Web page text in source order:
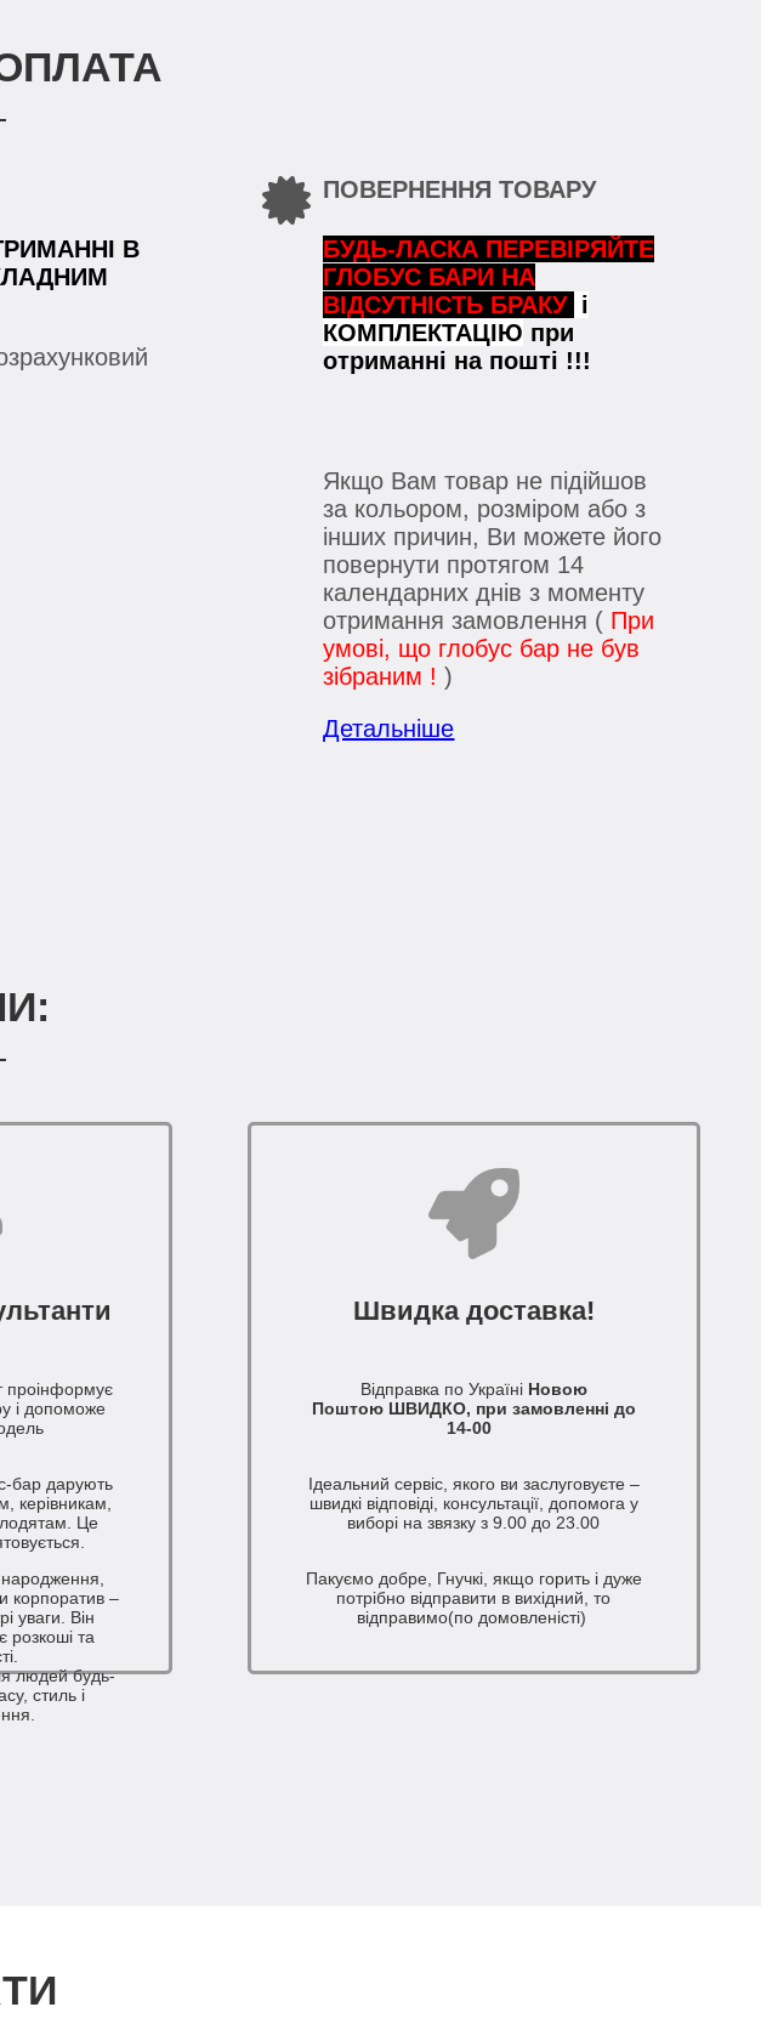
В
ПОВЕРНЕННЯ ТОВАРУ
БУДЬ-ЛАСКА ПЕРЕВІРЯЙТЕ
ГЛОБУС БАРИ НА
ВІДСУТНІСТЬ БРАКУ і
КОМПЛЕКТАЦІЮ при
отриманні на пошті !!!
Якщо Вам товар не підійшов
за кольором, розміром або з
інших причин, Ви можете його
повернути протягом 14
календарних днів з моменту
отримання замовлення ( При
умові, що глобус бар не був
зібраним ! )
Детальніше
проінформує
і допоможе
бар дарують
керівникам,
Це
корпоратив –
уваги. Він
розкоші та
людей будь-
стиль і
Швидка доставка!
Відправка по УкраїніНовою
Поштою ШВИДКО, при замовленні до
14-00
Ідеальний сервіс, якого ви заслуговуєте –
швидкі відповіді, консультації, допомога у
виборі на звязку з 9.00 до 23.00
Пакуємо добре, Гнучкі, якщо горить і дуже
потрібно відправити в вихідний, то
відправимо(по домовленісті)